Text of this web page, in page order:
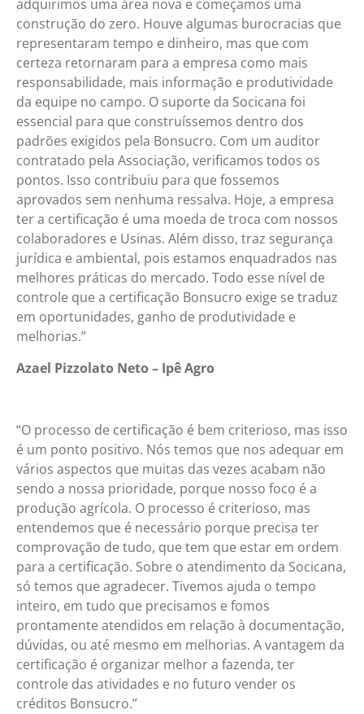
adquirimos uma área nova e começamos uma
construção do zero. Houve algumas burocracias que
representaram tempo e dinheiro, mas que com
certeza retornaram para a empresa como mais
responsabilidade, mais informação e produtividade
da equipe no campo. O suporte da Socicana foi
essencial para que construíssemos dentro dos
padrões exigidos pela Bonsucro. Com um auditor
contratado pela Associação, verificamos todos os
pontos. Isso contribuiu para que fossemos
aprovados sem nenhuma ressalva. Hoje, a empresa
ter a certificação é uma moeda de troca com nossos
colaboradores e Usinas. Além disso, traz segurança
jurídica e ambiental, pois estamos enquadrados nas
melhores práticas do mercado. Todo esse nível de
controle que a certificação Bonsucro exige se traduz
em oportunidades, ganho de produtividade e
melhorias.”
Azael Pizzolato Neto – Ipê Agro
“O processo de certificação é bem criterioso, mas isso
é um ponto positivo. Nós temos que nos adequar em
vários aspectos que muitas das vezes acabam não
sendo a nossa prioridade, porque nosso foco é a
produção agrícola. O processo é criterioso, mas
entendemos que é necessário porque precisa ter
comprovação de tudo, que tem que estar em ordem
para a certificação. Sobre o atendimento da Socicana,
só temos que agradecer. Tivemos ajuda o tempo
inteiro, em tudo que precisamos e fomos
prontamente atendidos em relação à documentação,
dúvidas, ou até mesmo em melhorias. A vantagem da
certificação é organizar melhor a fazenda, ter
controle das atividades e no futuro vender os
créditos Bonsucro.”